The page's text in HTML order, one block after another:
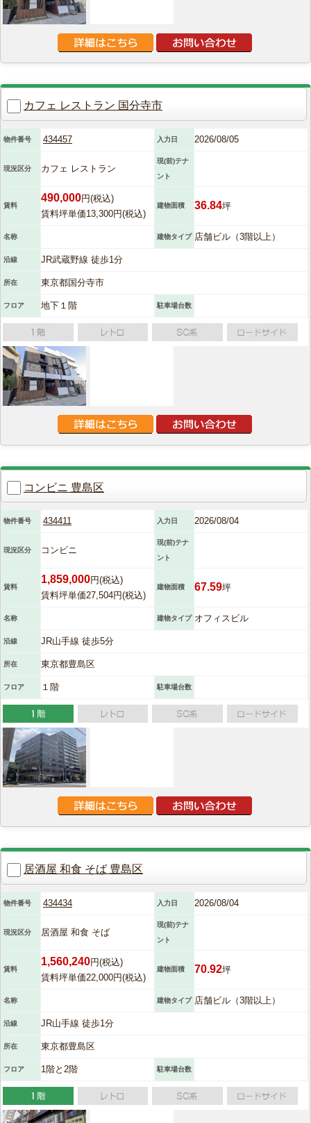
カフェ レストラン 国分寺市
物件番号 434457 入力日 2026/08/05
現況区分 カフェ レストラン
現(前)テナ
ント
賃料
490,000円(税込)
賃料坪単価13,300円(税込)
建物面積 36.84坪
名称 建物タイプ 店舗ビル（3階以上）
沿線 JR武蔵野線 徒歩1分
所在 東京都国分寺市
フロア 地下１階 駐車場台数
コンビニ 豊島区
物件番号 434411 入力日 2026/08/04
現況区分 コンビニ
現(前)テナ
ント
賃料
1,859,000円(税込)
賃料坪単価27,504円(税込)
建物面積 67.59坪
名称 建物タイプ オフィスビル
沿線 JR山手線 徒歩5分
所在 東京都豊島区
フロア １階 駐車場台数
居酒屋 和食 そば 豊島区
物件番号 434434 入力日 2026/08/04
現況区分 居酒屋 和食 そば
現(前)テナ
ント
賃料
1,560,240円(税込)
賃料坪単価22,000円(税込)
建物面積 70.92坪
名称 建物タイプ 店舗ビル（3階以上）
沿線 JR山手線 徒歩1分
所在 東京都豊島区
フロア 1階と2階 駐車場台数